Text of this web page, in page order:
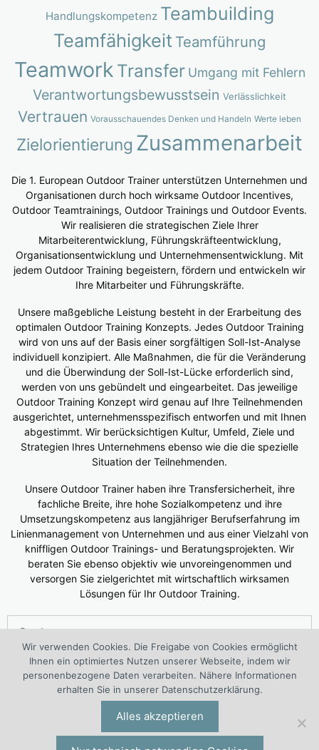
Handlungskompetenz Teambuilding
Teamfähigkeit Teamführung
Teamwork Transfer Umgang mit Fehlern
Verantwortungsbewusstsein Verlässlichkeit
Vertrauen Vorausschauendes Denken und Handeln Werte leben
Zielorientierung Zusammenarbeit
Die 1. European Outdoor Trainer unterstützen Unternehmen und
Organisationen durch hoch wirksame Outdoor Incentives,
Outdoor Teamtrainings, Outdoor Trainings und Outdoor Events.
Wir realisieren die strategischen Ziele Ihrer
Mitarbeiterentwicklung, Führungskräfteentwicklung,
Organisationsentwicklung und Unternehmensentwicklung. Mit
jedem Outdoor Training begeistern, fördern und entwickeln wir
Ihre Mitarbeiter und Führungskräfte.
Unsere maßgebliche Leistung besteht in der Erarbeitung des
optimalen Outdoor Training Konzepts. Jedes Outdoor Training
wird von uns auf der Basis einer sorgfältigen Soll-Ist-Analyse
individuell konzipiert. Alle Maßnahmen, die für die Veränderung
und die Überwindung der Soll-Ist-Lücke erforderlich sind,
werden von uns gebündelt und eingearbeitet. Das jeweilige
Outdoor Training Konzept wird genau auf Ihre Teilnehmenden
ausgerichtet, unternehmensspezifisch entworfen und mit Ihnen
abgestimmt. Wir berücksichtigen Kultur, Umfeld, Ziele und
Strategien Ihres Unternehmens ebenso wie die die spezielle
Situation der Teilnehmenden.
Unsere Outdoor Trainer haben ihre Transfersicherheit, ihre
fachliche Breite, ihre hohe Sozialkompetenz und ihre
Umsetzungskompetenz aus langjähriger Berufserfahrung im
Linienmanagement von Unternehmen und aus einer Vielzahl von
kniffligen Outdoor Trainings- und Beratungsprojekten. Wir
beraten Sie ebenso objektiv wie unvoreingenommen und
versorgen Sie zielgerichtet mit wirtschaftlich wirksamen
Lösungen für Ihr Outdoor Training.
Das 1. European Outdoor Training Center (WOLF® Kompetenz
Center Outdoor Training) ist ein interdisziplinäres Projekt von
Outdoortraining-Spezialisten der I.O. Group
Unternehmensberatungsgruppe | Engelsstraße 6 | 42283
Wuppertal | Deutschland | Tel. +49 (0)202 277 5000 |
|Datenschutz| Impressum| Preise & Konditionen
Wir verwenden Cookies. Die Freigabe von Cookies ermöglicht
Ihnen ein optimiertes Nutzen unserer Webseite, indem wir
personenbezogene Daten verarbeiten. Nähere Informationen
erhalten Sie in unserer Datenschutzerklärung.
Alles akzeptieren